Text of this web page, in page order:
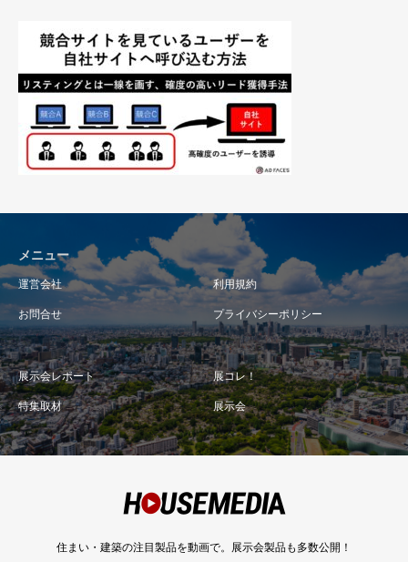
メニュー
運営会社 利用規約
お問合せ プライバシーポリシー
展示会レポート 展コレ！
特集取材 展示会
住まい・建築の注目製品を動画で。展示会製品も多数公開！